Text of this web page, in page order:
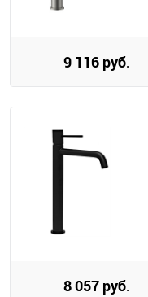
9 116 руб.
8 057 руб.